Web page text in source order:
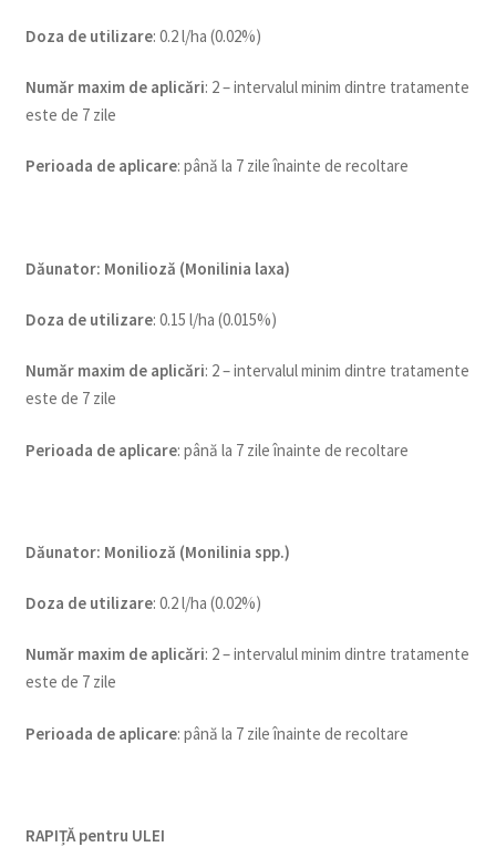
Doza de utilizare: 0.2 l/ha (0.02%)
Număr maxim de aplicări: 2 – intervalul minim dintre tratamente
este de 7 zile
Perioada de aplicare: până la 7 zile înainte de recoltare
Dăunator: Monilioză (Monilinia laxa)
Doza de utilizare: 0.15 l/ha (0.015%)
Număr maxim de aplicări: 2 – intervalul minim dintre tratamente
este de 7 zile
Perioada de aplicare: până la 7 zile înainte de recoltare
Dăunator: Monilioză (Monilinia spp.)
Doza de utilizare: 0.2 l/ha (0.02%)
Număr maxim de aplicări: 2 – intervalul minim dintre tratamente
este de 7 zile
Perioada de aplicare: până la 7 zile înainte de recoltare
RAPIȚĂ pentru ULEI